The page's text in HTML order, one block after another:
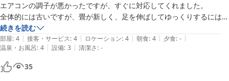
エアコンの調子が悪かったですが、すぐに対応してくれました。
全体的には古いですが、畳が新しく、足を伸ばしてゆっくりするには十
分です。
お風呂も朝ご飯もこの値段で頂けたのはありがたいです。
続きを読む
部屋: 4 | 接客・サービス: 4 | ロケーション: 4 | 朝食: 4 | 夕食: - |
温泉・お風呂: 4 | 設備: 3 | 清潔さ: -
35